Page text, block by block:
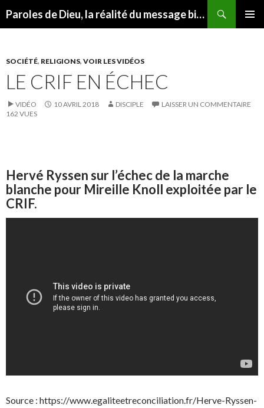
Paroles de Dieu, la réalité du message biblique
SOCIÉTÉ, RELIGIONS, VOIR LES VIDÉOS
LE CRIF EN ÉCHEC
VIDÉO 10 AVRIL 2018 DISCIPLE
LAISSER UN COMMENTAIRE
162 VUES
Hervé Ryssen sur l’échec de la marche
blanche pour Mireille Knoll exploitée par le
CRIF.
Source : https://www.egaliteetreconciliation.fr/Herve-Ryssen-